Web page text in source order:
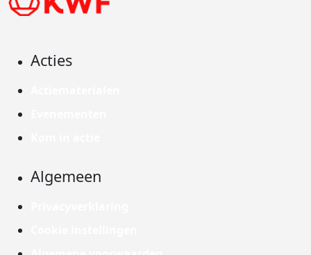
Acties
Algemeen